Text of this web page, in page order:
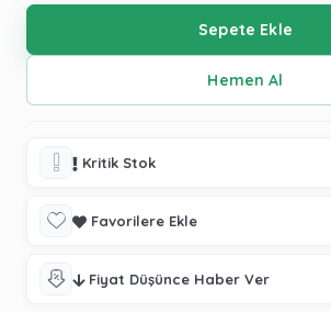
Kritik Stok
Favorilere Ekle
Fiyat Düşünce Haber Ver